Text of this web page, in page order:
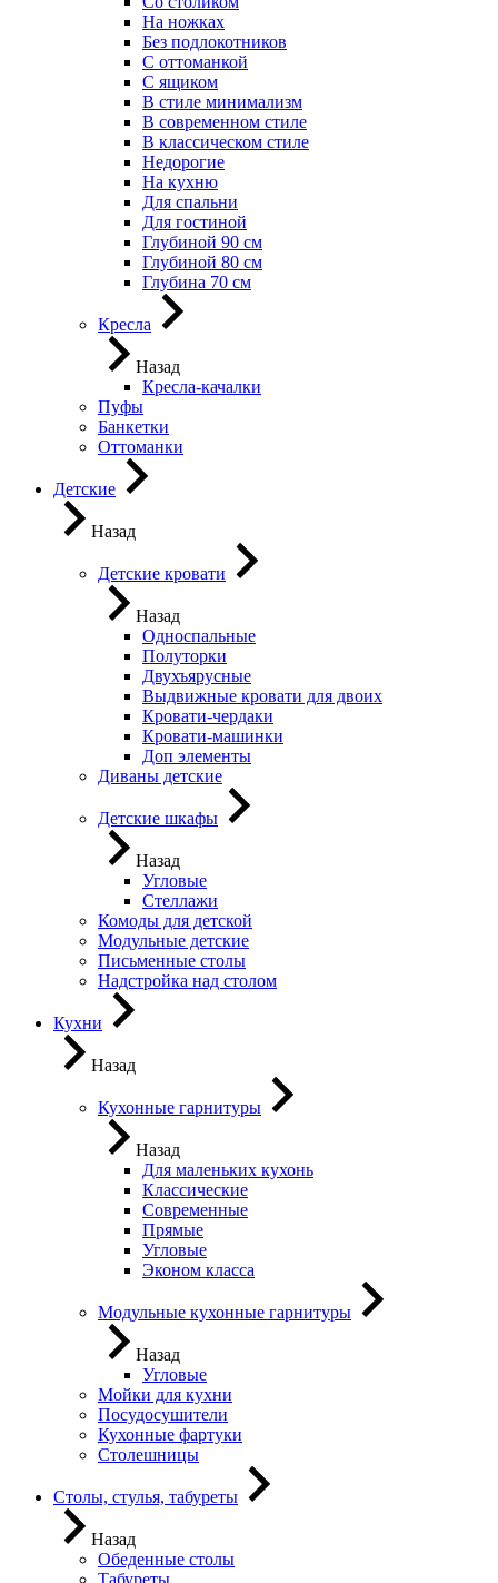
На ножках
Без подлокотников
С оттоманкой
С ящиком
В стиле минимализм
В современном стиле
В классическом стиле
Недорогие
На кухню
Для спальни
Для гостиной
Глубиной 90 см
Глубиной 80 см
Глубина 70 см
Кресла
Назад
Кресла-качалки
Пуфы
Банкетки
Оттоманки
Детские
Назад
Детские кровати
Назад
Односпальные
Полуторки
Двухъярусные
Выдвижные кровати для двоих
Кровати-чердаки
Кровати-машинки
Доп элементы
Диваны детские
Детские шкафы
Назад
Угловые
Стеллажи
Комоды для детской
Модульные детские
Письменные столы
Надстройка над столом
Кухни
Назад
Кухонные гарнитуры
Назад
Для маленьких кухонь
Классические
Современные
Прямые
Угловые
Эконом класса
Модульные кухонные гарнитуры
Назад
Угловые
Мойки для кухни
Посудосушители
Кухонные фартуки
Столешницы
Столы, стулья, табуреты
Назад
Обеденные столы
Табуреты